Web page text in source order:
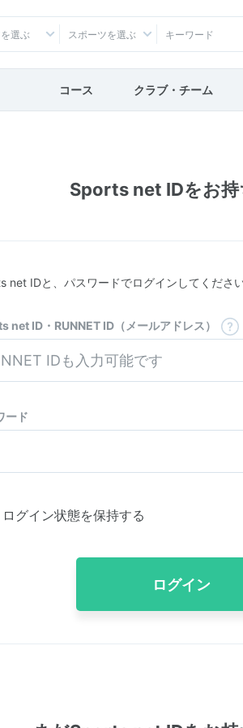
選ぶ スポーツを選ぶ
コース クラブ・チーム
Sports net IDをお持
net IDと、パスワードでログインしてください
net ID・RUNNET ID（メールアドレス）
ード
ログイン状態を保持する
ログイン